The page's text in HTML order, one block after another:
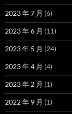
2023 年 7 月 (6)
2023 年 6 月 (11)
2023 年 5 月 (24)
2023 年 4 月 (4)
2023 年 2 月 (1)
2022 年 9 月 (1)